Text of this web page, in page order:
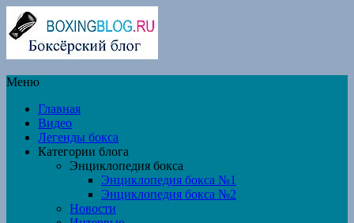
Меню
Главная
Видео
Легенды бокса
Категории блога
Энциклопедия бокса
Энциклопедия бокса №1
Энциклопедия бокса №2
Новости